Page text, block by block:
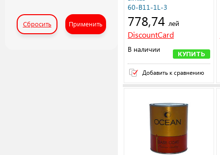
Сбросить Применить
60-B11-1L-3
778,74 лей
DiscountCard
В наличии
КУПИТЬ
Добавить к сравнению